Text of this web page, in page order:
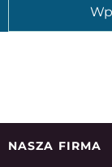
NASZA FIRMA